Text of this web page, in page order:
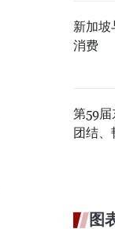
新加坡
消费
第59
团结、
图